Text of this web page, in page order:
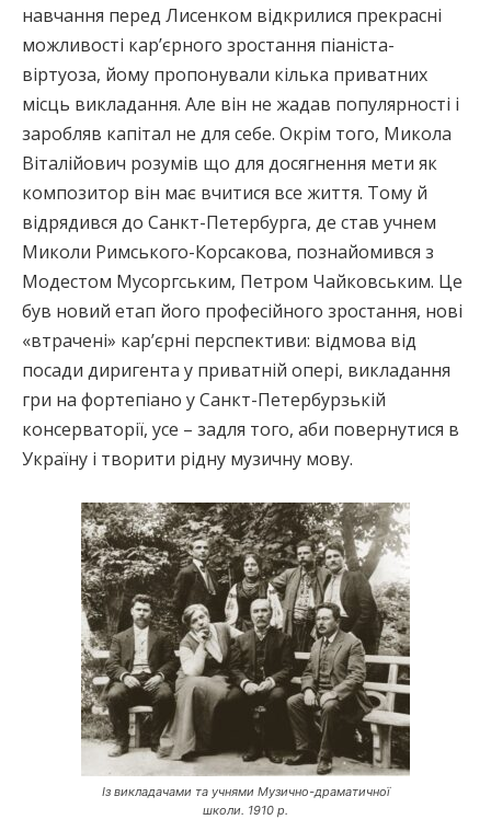
навчання перед Лисенком відкрилися прекрасні
можливості кар’єрного зростання піаніста-
віртуоза, йому пропонували кілька приватних
місць викладання. Але він не жадав популярності і
заробляв капітал не для себе. Окрім того, Микола
Віталійович розумів що для досягнення мети як
композитор він має вчитися все життя. Тому й
відрядився до Санкт-Петербурга, де став учнем
Миколи Римського-Корсакова, познайомився з
Модестом Мусоргським, Петром Чайковським. Це
був новий етап його професійного зростання, нові
«втрачені» кар’єрні перспективи: відмова від
посади диригента у приватній опері, викладання
гри на фортепіано у Санкт-Петербурзькій
консерваторії, усе – задля того, аби повернутися в
Україну і творити рідну музичну мову.
Із викладачами та учнями Музично-драматичної
школи. 1910 р.